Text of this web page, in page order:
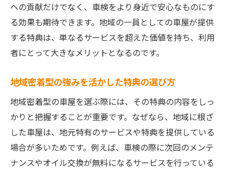
への貢献だけでなく、車検をより身近で安心なものにす
る効果も期待できます。地域の一員としての車屋が提供
する特典は、単なるサービスを超えた価値を持ち、利用
者にとって大きなメリットとなるのです。
地域密着型の強みを活かした特典の選び方
地域密着型の車屋を選ぶ際には、その特典の内容をしっ
かりと把握することが重要です。なぜなら、地域に根ざ
した車屋は、地元特有のサービスや特典を提供している
場合が多いためです。例えば、車検の際に次回のメンテ
ナンスやオイル交換が無料になるサービスを行っている